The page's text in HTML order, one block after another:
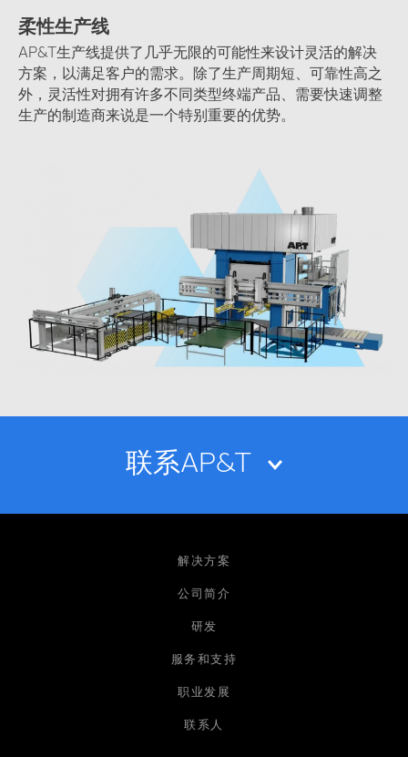
柔性生产线
AP&T生产线提供了几乎无限的可能性来设计灵活的解决
方案，以满足客户的需求。除了生产周期短、可靠性高之
外，灵活性对拥有许多不同类型终端产品、需要快速调整
生产的制造商来说是一个特别重要的优势。
联系AP&T
解决方案
公司简介
研发
服务和支持
职业发展
联系人